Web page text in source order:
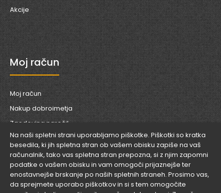
Na naši spletni strani uporabljamo piškotke. Piškotki so kratka
besedila, ki jih spletna stran ob vašem obisku zapiše na vaš
računalnik, tako vas spletna stran prepozna, si z njim zapomni
podatke o vašem obisku in vam omogoči prijaznejše ter
enostavnejše brskanje po naših spletnih straneh. Prosimo vas,
da sprejmete uporabo piškotkov in si s tem omogočite
Akcije
Moj račun
Moj račun
Nakup dobroimetja
Zgodovina naročil
Seznam želja
Novice